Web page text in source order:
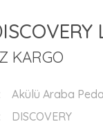
KARGO
Akülü Araba
DISCOVERY